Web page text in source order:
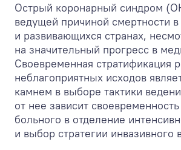
Острый коронарный синдром
ведущей причиной смертности
и развивающихся странах,
на значительный прогресс в
Своевременная стратификация
неблагоприятных исходов
камнем в выборе тактики
от нее зависит
больного в отделение
и выбор стратегии инвазивного